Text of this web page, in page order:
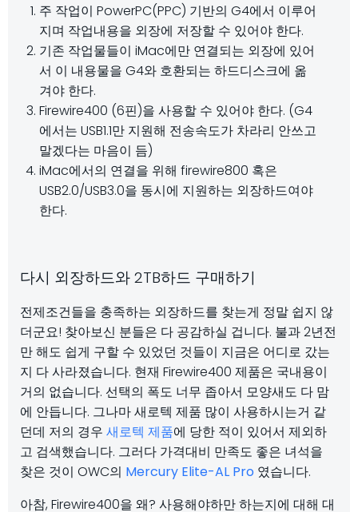
주 작업이 PowerPC(PPC) 기반의 G4에서 이루어
지며 작업내용을 외장에 저장할 수 있어야 한다.
기존 작업물들이 iMac에만 연결되는 외장에 있어
서 이 내용물을 G4와 호환되는 하드디스크에 옮
겨야 한다.
Firewire400 (6핀)을 사용할 수 있어야 한다. (G4
에서는 USB1.1만 지원해 전송속도가 차라리 안쓰고
말겠다는 마음이 듬)
iMac에서의 연결을 위해 firewire800 혹은
USB2.0/USB3.0을 동시에 지원하는 외장하드여야
한다.
다시 외장하드와 2TB하드 구매하기
전제조건들을 충족하는 외장하드를 찾는게 정말 쉽지 않
더군요! 찾아보신 분들은 다 공감하실 겁니다. 불과 2년전
만 해도 쉽게 구할 수 있었던 것들이 지금은 어디로 갔는
지 다 사라졌습니다. 현재 Firewire400 제품은 국내용이
거의 없습니다. 선택의 폭도 너무 좁아서 모양새도 다 맘
에 안듭니다. 그나마 새로텍 제품 많이 사용하시는거 같
던데 저의 경우 새로텍 제품에 당한 적이 있어서 제외하
고 검색했습니다. 그러다 가격대비 만족도 좋은 녀석을
찾은 것이 OWC의 Mercury Elite-AL Pro 였습니다.
아참, Firewire400을 왜? 사용해야하만 하는지에 대해 대